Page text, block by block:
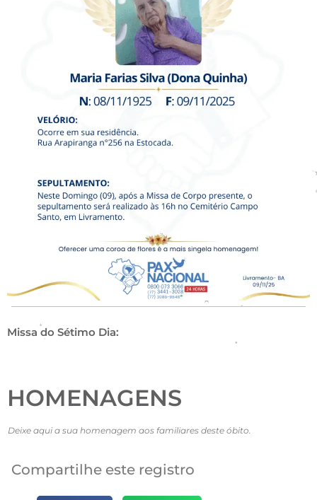
Missa do Sétimo Dia:
HOMENAGENS
Deixe aqui a sua homenagem aos familiares deste óbito.
Compartilhe este registro